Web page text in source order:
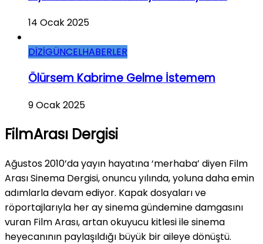
14 Ocak 2025
DİZİGÜNCELHABERLER
Ölürsem Kabrime Gelme İstemem
9 Ocak 2025
FilmArası Dergisi
Ağustos 2010’da yayın hayatına ‘merhaba’ diyen Film
Arası Sinema Dergisi, onuncu yılında, yoluna daha emin
adımlarla devam ediyor. Kapak dosyaları ve
röportajlarıyla her ay sinema gündemine damgasını
vuran Film Arası, artan okuyucu kitlesi ile sinema
heyecanının paylaşıldığı büyük bir aileye dönüştü.